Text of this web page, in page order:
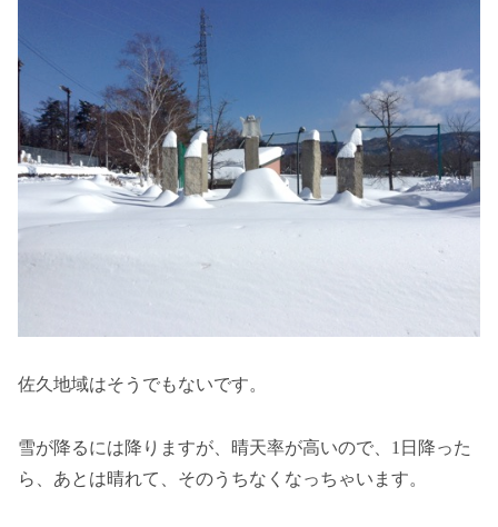
佐久地域はそうでもないです。
雪が降るには降りますが、晴天率が高いので、1日降った
ら、あとは晴れて、そのうちなくなっちゃいます。